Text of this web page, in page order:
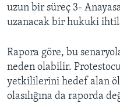
uzun bir süreç 3-
uzanacak bir hukuki
Rapora göre, bu
neden olabilir.
yetkililerini hedef alan
olasılığına da raporda